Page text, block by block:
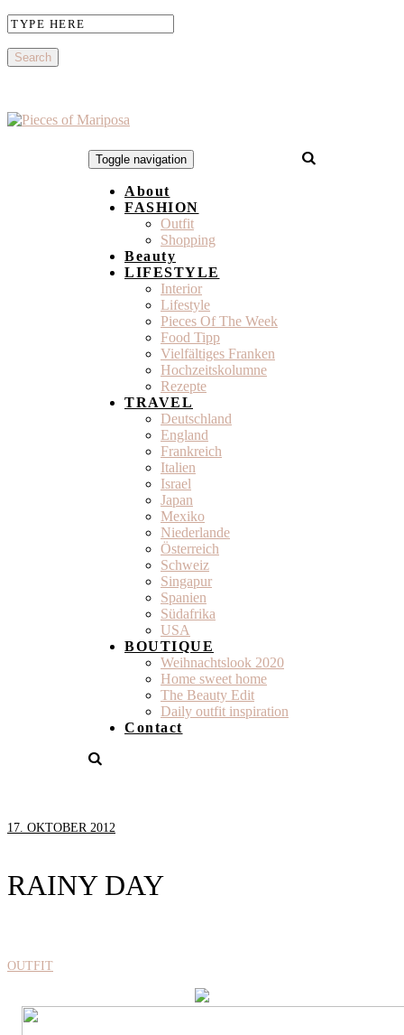
Toggle navigation
About
FASHION
Outfit
Shopping
Beauty
LIFESTYLE
Interior
Lifestyle
Pieces Of The Week
Food Tipp
Vielfältiges Franken
Hochzeitskolumne
Rezepte
TRAVEL
Deutschland
England
Frankreich
Italien
Israel
Japan
Mexiko
Niederlande
Österreich
Schweiz
Singapur
Spanien
Südafrika
USA
BOUTIQUE
Weihnachtslook 2020
Home sweet home
The Beauty Edit
Daily outfit inspiration
Contact
17. OKTOBER 2012
RAINY DAY
OUTFIT